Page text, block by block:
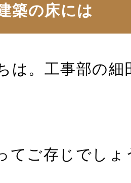
築の床には
は。工事部の細
てご存じでしょ